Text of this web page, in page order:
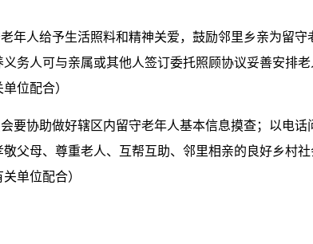
年人给予生活照料和精神关爱，鼓励邻里乡亲为留
务人可与亲属或其他人签订委托照顾协议妥善安排
位配合）
要协助做好辖区内留守老年人基本信息摸查；以电
父母、尊重老人、互帮互助、邻里相亲的良好乡村
单位配合）